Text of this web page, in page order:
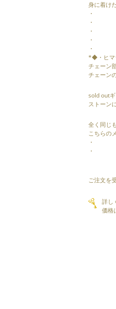
身に着け
・
・
・
・
・
*◆・ヒマ
チェー
チェーン
sold out
ストーン
全く同じ
こちらの
・
・
ご注文を
詳し
価格